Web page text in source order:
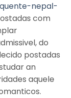
nepal-
com
do
postadas
an
aquele